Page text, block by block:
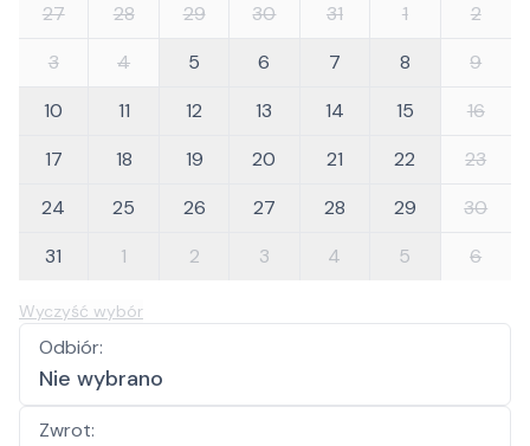
27 28 29 30 31 1
2
3
4 5 6 7 8
9
10
11 12 13 14 15
16
17
18 19 20 21 22
23
24
25 26 27 28 29
30
31
1 2 3 4 5 6
Wyczyść wybór
Odbiór:
Nie wybrano
Zwrot: